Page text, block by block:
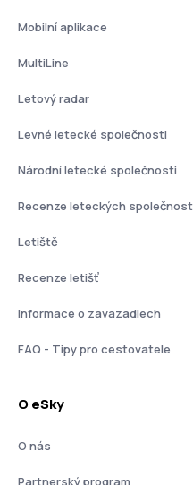
Mobilní aplikace
MultiLine
Letový radar
Levné letecké společnosti
Národní letecké společnosti
Recenze leteckých
Letiště
Recenze letišť
Informace o zavazadlech
FAQ - Tipy pro cestovatele
O eSky
O nás
Partnerský program